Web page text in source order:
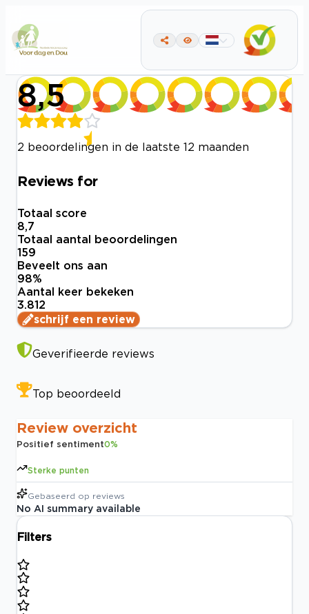
8,5
2 beoordelingen in de laatste 12 maanden
Reviews for
Totaal score
8,7
Totaal aantal beoordelingen
159
Beveelt ons aan
98%
Aantal keer bekeken
3.812
schrijf een review
Geverifieerde reviews
Top beoordeeld
Review overzicht
Positief sentiment0%
Sterke punten
Gebaseerd op reviews
No AI summary available
Filters